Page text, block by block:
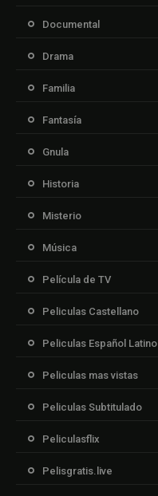
Documental
Drama
Familia
Fantasía
Gnula
Historia
Misterio
Música
Película de TV
Peliculas Castellano
Peliculas Español Latino
Peliculas mas vistas
Peliculas Subtitulado
Peliculasflix
Pelisgratis.live